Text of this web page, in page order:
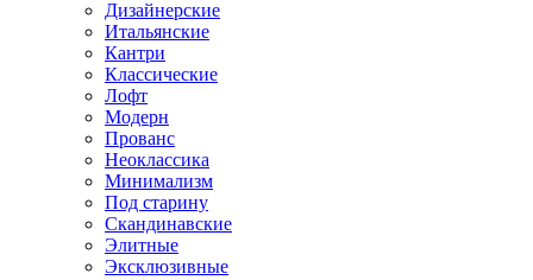
Дизайнерские
Итальянские
Кантри
Классические
Лофт
Модерн
Прованс
Неоклассика
Минимализм
Под старину
Скандинавские
Элитные
Эксклюзивные